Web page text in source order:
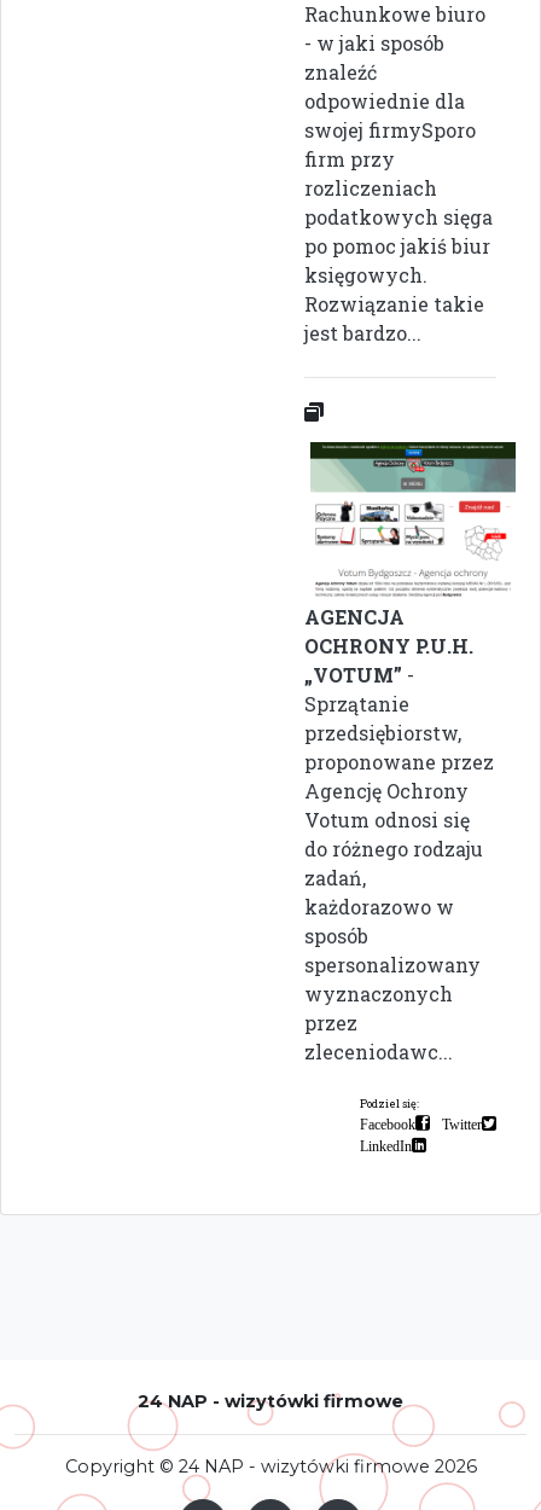
Rachunkowe biuro
- w jaki sposób
znaleźć
odpowiednie dla
swojej firmySporo
firm przy
rozliczeniach
podatkowych sięga
po pomoc jakiś biur
księgowych.
Rozwiązanie takie
jest bardzo...
AGENCJA
OCHRONY P.U.H.
„VOTUM” -
Sprzątanie
przedsiębiorstw,
proponowane przez
Agencję Ochrony
Votum odnosi się
do różnego rodzaju
zadań,
każdorazowo w
sposób
spersonalizowany
wyznaczonych
przez
zleceniodawc...
Podziel się:
Facebook
Twitter
LinkedIn
24 NAP - wizytówki firmowe
Copyright © 24 NAP - wizytówki firmowe 2026